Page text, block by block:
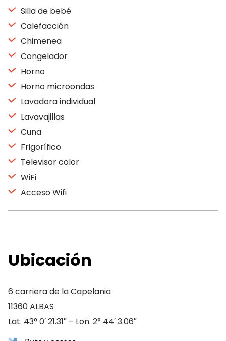
Silla de bebé
Calefacción
Chimenea
Congelador
Horno
Horno microondas
Lavadora individual
Lavavajillas
Cuna
Frigorífico
Televisor color
WiFi
Acceso Wifi
Ubicación
6 carriera de la Capelania
11360 ALBAS
Lat. 43° 0′ 21.31″ – Lon. 2° 44′ 3.06″